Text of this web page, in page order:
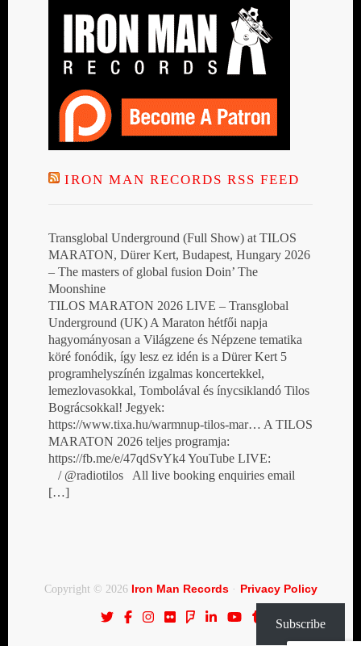
IRON MAN RECORDS RSS FEED
Transglobal Underground (Full Show) at TILOS
MARATON, Dürer Kert, Budapest, Hungary 2026
– The masters of global fusion Doin’ The
Moonshine
TILOS MARATON 2026 LIVE – Transglobal
Underground (UK) A Maraton hétfői napja
hagyományosan a Világzene és Népzene tematika
köré fonódik, így lesz ez idén is a Dürer Kert 5
programhelyszínén izgalmas koncertekkel,
lemezlovasokkal, Tombolával és ínycsiklandó Tilos
Bográcsokkal! Jegyek:
https://www.tixa.hu/warmnup-tilos-mar… A TILOS
MARATON 2026 teljes programja:
https://fb.me/e/47qdSvYk4 YouTube LIVE:
/ @radiotilos All live booking enquiries email
[…]
Copyright © 2026 Iron Man Records· Privacy Policy
Subscribe